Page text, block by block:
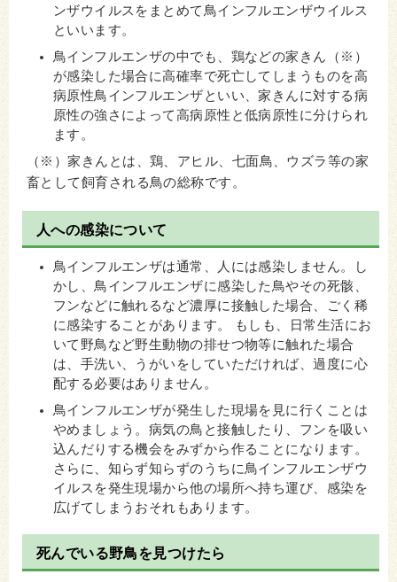
ンザウイルスをまとめて鳥インフルエンザウイルス
といいます。
鳥インフルエンザの中でも、 鶏などの家きん（※）
が感染した場合に高確率で死亡してしまうものを高
病原性鳥インフルエンザといい、家きんに対する病
原性の強さによって高病原性と低病原性に分けられ
ます。
（※）家きんとは、鶏、アヒル、七面鳥、ウズラ等の家
畜として飼育される鳥の総称です。
人への感染について
鳥インフルエンザは通常、人には感染しません。し
かし、鳥インフルエンザに感染した鳥やその死骸、
フンなどに触れるなど濃厚に接触した場合、ごく稀
に感染することがあります。 もしも、日常生活にお
いて 野鳥など野生動物の排せつ物等に触れた場合
は、手洗い、うがいをしていただければ、過度に心
配する必要はありません。
鳥インフルエンザが発生した現場を見に行くことは
やめましょう。病気の鳥と接触したり、フンを吸い
込んだりする機会をみずから作ることになります。
さらに、知らず知らずのうちに鳥インフルエンザウ
イルスを発生現場から他の場所へ持ち運び、感染を
広げてしまうおそれもあります。
死んでいる野鳥を見つけたら